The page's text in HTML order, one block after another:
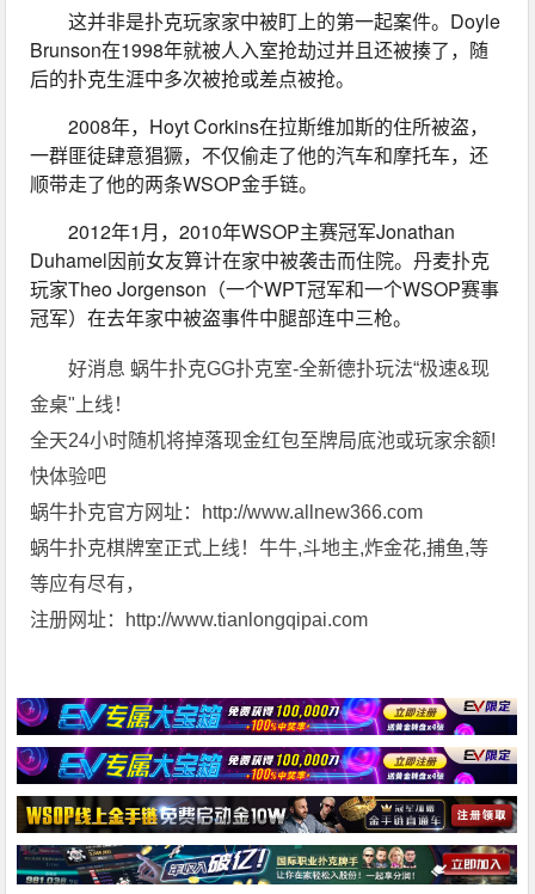
这并非是扑克玩家家中被盯上的第一起案件。Doyle
Brunson在1998年就被人入室抢劫过并且还被揍了，随
后的扑克生涯中多次被抢或差点被抢。
2008年，Hoyt Corkins在拉斯维加斯的住所被盗，
一群匪徒肆意猖獗，不仅偷走了他的汽车和摩托车，还
顺带走了他的两条WSOP金手链。
2012年1月，2010年WSOP主赛冠军Jonathan
Duhamel因前女友算计在家中被袭击而住院。丹麦扑克
玩家Theo Jorgenson（一个WPT冠军和一个WSOP赛事
冠军）在去年家中被盗事件中腿部连中三枪。
好消息 蜗牛扑克GG扑克室-全新德扑玩法“极速&现
金桌"上线！
全天24小时随机将掉落现金红包至牌局底池或玩家余额!
快体验吧
蜗牛扑克官方网址：http://www.allnew366.com
蜗牛扑克棋牌室正式上线！牛牛,斗地主,炸金花,捕鱼,等
等应有尽有，
注册网址：http://www.tianlongqipai.com